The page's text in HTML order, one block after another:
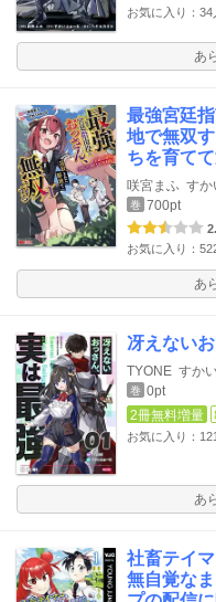
お気に入り：34
あ
最強宮廷
地で無双
ちを育て
咲宮まふ すか
巻 700pt
お気に入り：
あ
冴えない
TYONE すか
巻 0pt
2冊無料増量
お気に入り：
あ
社畜テイ
無自覚な